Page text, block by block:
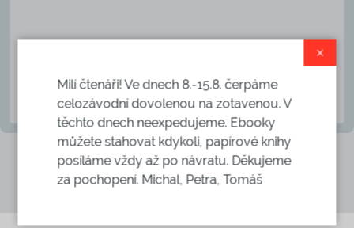
×
Milí čtenáři! Ve dnech 8.-15.8. čerpáme
celozávodní dovolenou na zotavenou. V
těchto dnech neexpedujeme. Ebooky
můžete stahovat kdykoli, papírové knihy
posíláme vždy až po návratu. Děkujeme
za pochopení. Michal, Petra, Tomáš